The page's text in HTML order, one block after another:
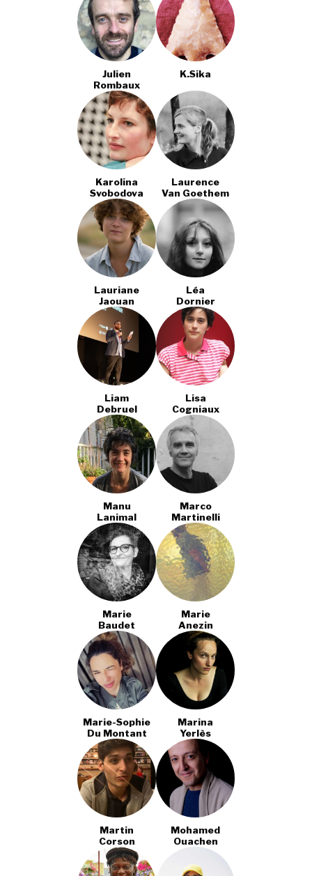
Julien
Rombaux
K.sika
Karolina
Svobodova
Laurence
Van Goethem
Lauriane
Jaouan
Léa
Dornier
Liam
Debruel
Lisa
Cogniaux
Manu
Lanimal
Marco
Martinelli
Marie
Baudet
Marie
Anezin
Marie-Sophie
Du Montant
Marina
Yerlès
Martin
Corson
Mohamed
Ouachen